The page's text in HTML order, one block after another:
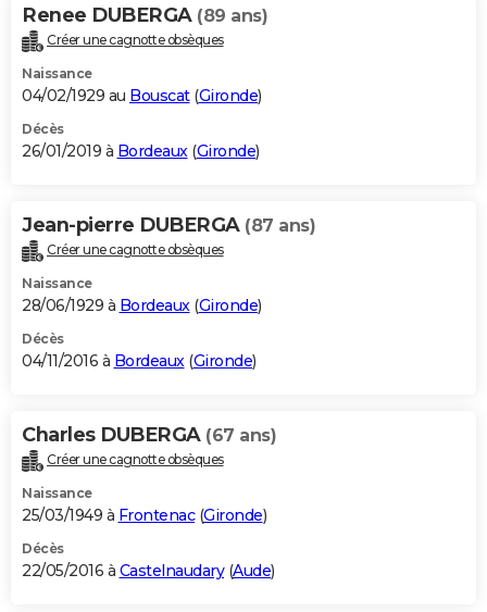
Carte de Noël
Carte Bonne année
Carte Saint-Valentin
Carte Pâques
Carte d'anniversaire
DICTIONNAIRE
Dictionnaire
Biographies
Citations
Expressions
Proverbes
PROGRAMME TV
S'inscrire
Se connecter
Lycées
Collèges
Primaires
Universités
Entreprises
Service militaire
Avis de recherche
AVIS DE DÉCÈS
Bricolage
Lifestyle
Culture
Sport
Auto
Television
Voyage
Cinema
Renee DUBERGA (89 ans)
Créer une cagnotte obsèques
Naissance
04/02/1929 au Bouscat(Gironde)
Décès
26/01/2019 à Bordeaux(Gironde)
Jean-pierre DUBERGA (87 ans)
Créer une cagnotte obsèques
Naissance
28/06/1929 à Bordeaux(Gironde)
Décès
04/11/2016 à Bordeaux(Gironde)
Charles DUBERGA (67 ans)
Créer une cagnotte obsèques
Naissance
25/03/1949 à Frontenac(Gironde)
Décès
22/05/2016 à Castelnaudary(Aude)